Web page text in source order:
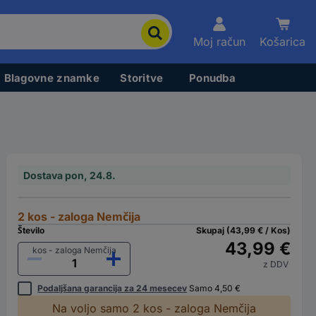
Moj račun Košarica
Blagovne znamke Storitve Ponudba
Dostava pon, 24.8.
2 kos - zaloga Nemčija
Število
kos - zaloga Nemčija
Skupaj (43,99 € / Kos)
43,99 €
z DDV
Podaljšana garancija za 24 mesecev Samo 4,50 €
Na voljo samo 2 kos - zaloga Nemčija